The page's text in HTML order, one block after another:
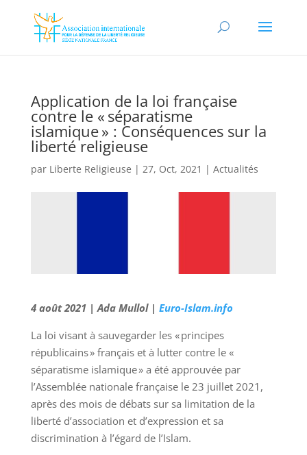
Application de la loi française
contre le « séparatisme
islamique » : Conséquences sur la
liberté religieuse
par Liberte Religieuse | 27, Oct, 2021 | Actualités
4 août 2021 | Ada Mullol | Euro-Islam.info
La loi visant à sauvegarder les « principes
républicains » français et à lutter contre le «
séparatisme islamique » a été approuvée par
l’Assemblée nationale française le 23 juillet 2021,
après des mois de débats sur sa limitation de la
liberté d’association et d’expression et sa
discrimination à l’égard de l’Islam.